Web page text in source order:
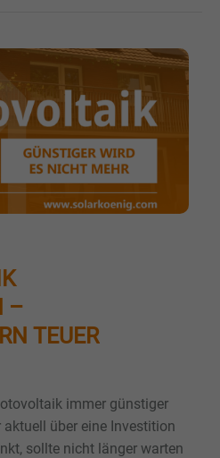
–
TEUER
immer günstiger
aktuell über eine Investition
sollte nicht länger warten